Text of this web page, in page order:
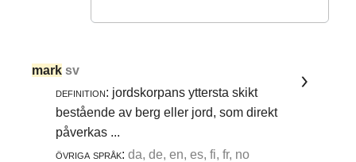
mark sv
definition: jordskorpans yttersta skikt
bestående av berg eller jord, som direkt
påverkas ...
övriga språk: da, de, en, es, fi, fr, no